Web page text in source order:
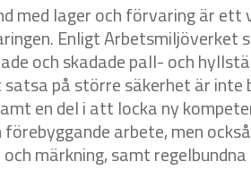
med lager och förvaring är
Enligt Arbetsmiljöverket
och skadade pall- och
satsa på större säkerhet är
en del i att locka ny
arbete, men
och märkning, samt